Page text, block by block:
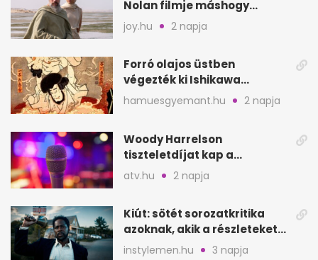
Nolan filmje máshogy
mutat, mint Homérosz
joy.hu 2 napja
Forró olajos üstben
végezték ki Ishikawa
Goemont, Japán Robin
Hoodját
hamuesgyemant.hu 2 napja
Woody Harrelson
tiszteletdíjat kap a
Szarajevói Filmfesztiválon
atv.hu 2 napja
Kiút: sötét sorozatkritika
azoknak, akik a részleteket
keresik
instylemen.hu 3 napja